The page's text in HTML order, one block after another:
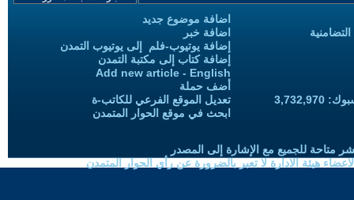
اضافة موضوع جديد
اضافة خبر
إضافة يوتيوب-فلم إلى يوتيوب التمدن
إضافة كتاب إلى مكتبة التمدن
Add new article - English
أضف حملة
تعديل الموقع الفرعي للكاتب-ة
ابحث في موقع الحوار المتمدن
متاحة للجميع مع الإشارة إلى المصدر
هيئة الادارة لا تعبر بالضرورة عن رأي الحوار المتمدن